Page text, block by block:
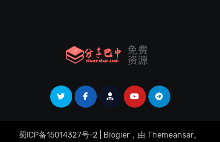
蜀ICP备15014327号-2 Blogier ，由 Themeansar。